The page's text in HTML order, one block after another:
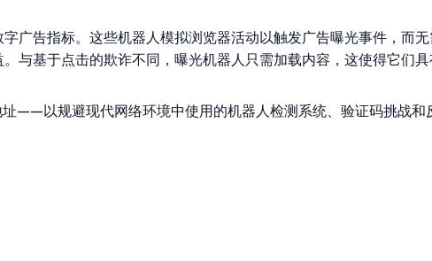
广告指标。这些机器人模拟浏览器活动以触发广告曝光事件，而
与基于点击的欺诈不同，曝光机器人只需加载内容，这使得它们
以规避现代网络环境中使用的机器人检测系统、验证码挑战和